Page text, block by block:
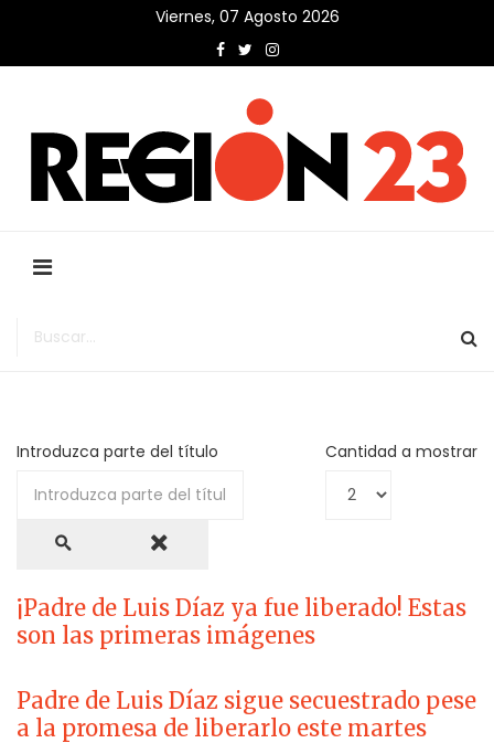
Viernes, 07 Agosto 2026
Introduzca parte del título Cantidad a mostrar
¡Padre de Luis Díaz ya fue liberado! Estas
son las primeras imágenes
Padre de Luis Díaz sigue secuestrado pese
a la promesa de liberarlo este martes